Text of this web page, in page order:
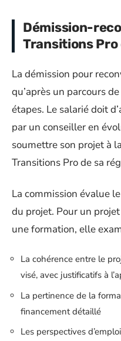
Démission-
Transitions
La démission pour
qu’après un parcours
étapes. Le salarié doit
par un conseiller en
soumettre son projet à
Transitions Pro de sa
La commission évalue
du projet. Pour un
une formation, elle
La cohérence entre le
visé, avec justificatifs à
La pertinence de la
financement détaillé
Les perspectives